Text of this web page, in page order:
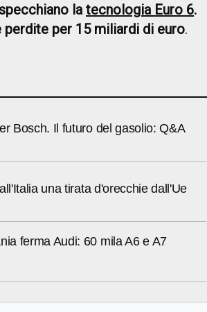
latecnologia Euro 6.
per 15 miliardi di euro.
Bosch. Il futuro del gasolio: Q&A
una tirata d'orecchie dall'Ue
ferma Audi: 60 mila A6 e A7